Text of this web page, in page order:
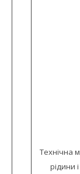
Технічна
рідини